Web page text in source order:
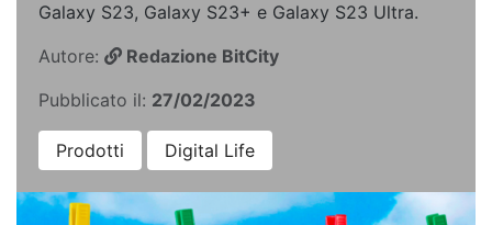
Galaxy S23, Galaxy S23+ e Galaxy S23 Ultra.
Autore:
Redazione BitCity
Pubblicato il: 27/02/2023
Prodotti Digital Life